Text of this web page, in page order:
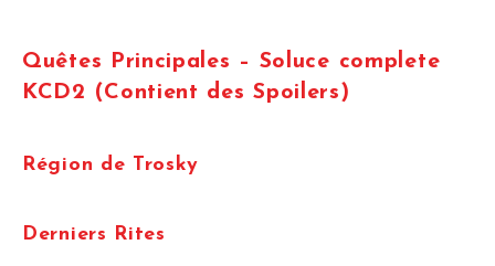
Quêtes Principales – Soluce complete
KCD2 (Contient des Spoilers)
Région de Trosky
Derniers Rites